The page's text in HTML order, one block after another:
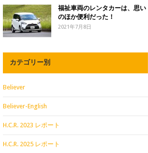
福祉車両のレンタカーは、思い
のほか便利だった！
2021年7月8日
カテゴリー別
Believer
Believer-English
H.C.R. 2023 レポート
H.C.R. 2025 レポート